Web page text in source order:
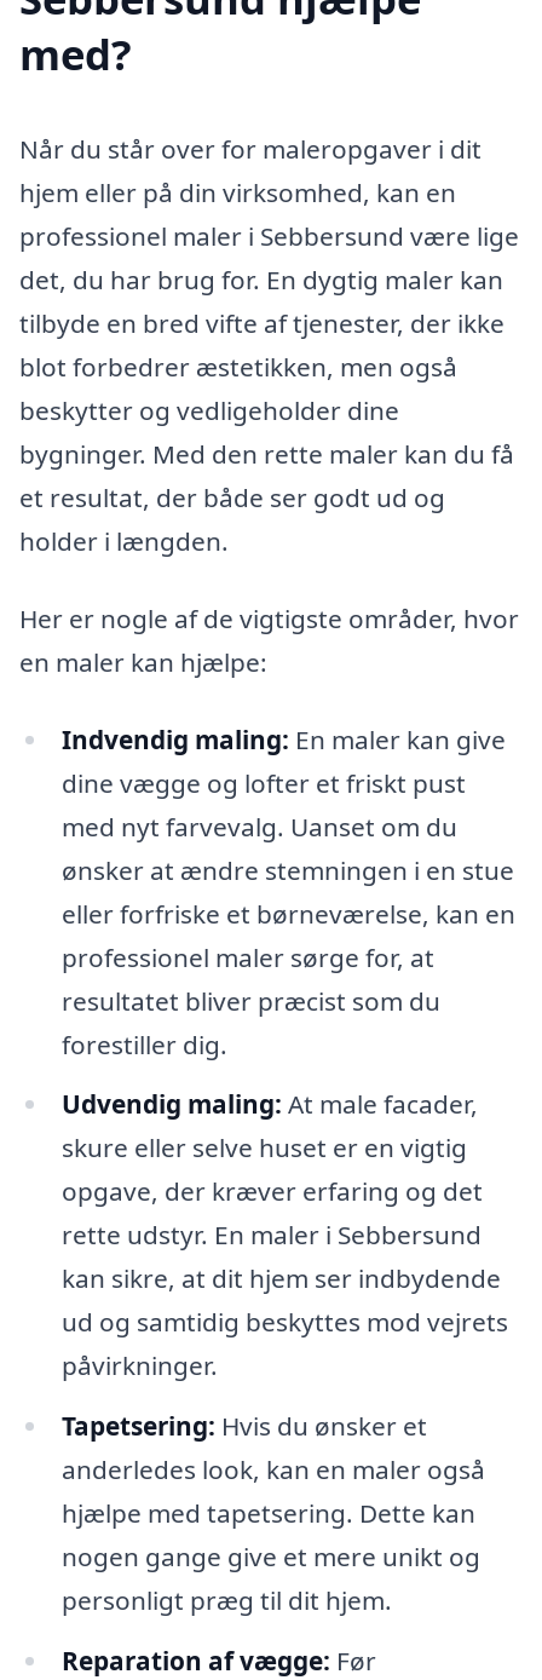
med?
Når du står over for maleropgaver i dit
hjem eller på din virksomhed, kan en
professionel maler i Sebbersund være lige
det, du har brug for. En dygtig maler kan
tilbyde en bred vifte af tjenester, der ikke
blot forbedrer æstetikken, men også
beskytter og vedligeholder dine
bygninger. Med den rette maler kan du få
et resultat, der både ser godt ud og
holder i længden.
Her er nogle af de vigtigste områder, hvor
en maler kan hjælpe:
Indvendig maling: En maler kan give
dine vægge og lofter et friskt pust
med nyt farvevalg. Uanset om du
ønsker at ændre stemningen i en stue
eller forfriske et børneværelse, kan en
professionel maler sørge for, at
resultatet bliver præcist som du
forestiller dig.
Udvendig maling: At male facader,
skure eller selve huset er en vigtig
opgave, der kræver erfaring og det
rette udstyr. En maler i Sebbersund
kan sikre, at dit hjem ser indbydende
ud og samtidig beskyttes mod vejrets
påvirkninger.
Tapetsering: Hvis du ønsker et
anderledes look, kan en maler også
hjælpe med tapetsering. Dette kan
nogen gange give et mere unikt og
personligt præg til dit hjem.
Reparation af vægge: Før